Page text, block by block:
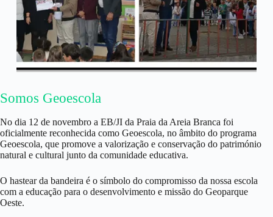
Somos Geoescola
No dia 12 de novembro a EB/JI da Praia da Areia Branca foi
oficialmente reconhecida como Geoescola, no âmbito do programa
Geoescola, que promove a valorização e conservação do património
natural e cultural junto da comunidade educativa.
O hastear da bandeira é o símbolo do compromisso da nossa escola
com a educação para o desenvolvimento e missão do Geoparque
Oeste.